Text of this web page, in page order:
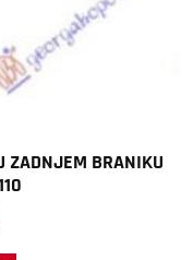
ZADNJEM BRANIKU